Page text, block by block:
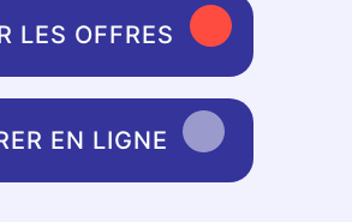
LES OFFRES
EN LIGNE